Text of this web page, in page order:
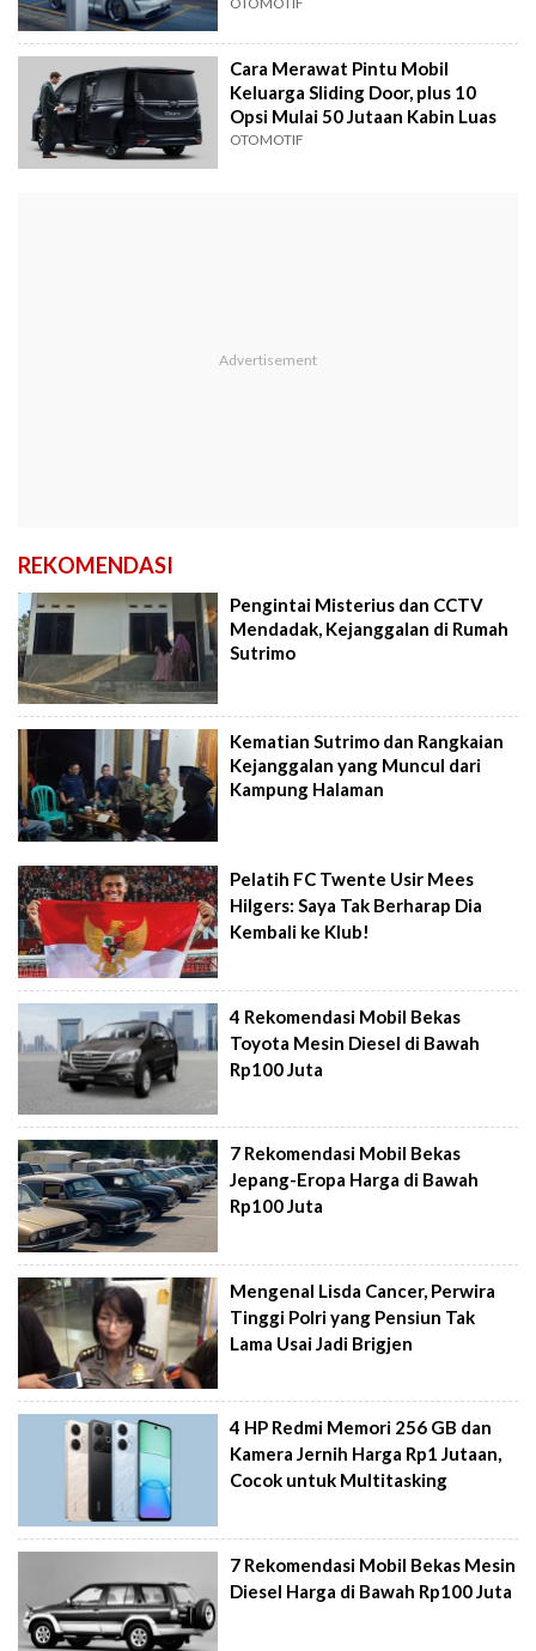
Cara Merawat Pintu Mobil
Keluarga Sliding Door, plus 10
Opsi Mulai 50 Jutaan Kabin Luas
OTOMOTIF
REKOMENDASI
Pengintai Misterius dan CCTV
Mendadak, Kejanggalan di Rumah
Sutrimo
Kematian Sutrimo dan Rangkaian
Kejanggalan yang Muncul dari
Kampung Halaman
Pelatih FC Twente Usir Mees
Hilgers: Saya Tak Berharap Dia
Kembali ke Klub!
4 Rekomendasi Mobil Bekas
Toyota Mesin Diesel di Bawah
Rp100 Juta
7 Rekomendasi Mobil Bekas
Jepang-Eropa Harga di Bawah
Rp100 Juta
Mengenal Lisda Cancer, Perwira
Tinggi Polri yang Pensiun Tak
Lama Usai Jadi Brigjen
4 HP Redmi Memori 256 GB dan
Kamera Jernih Harga Rp1 Jutaan,
Cocok untuk Multitasking
7 Rekomendasi Mobil Bekas Mesin
Diesel Harga di Bawah Rp100 Juta